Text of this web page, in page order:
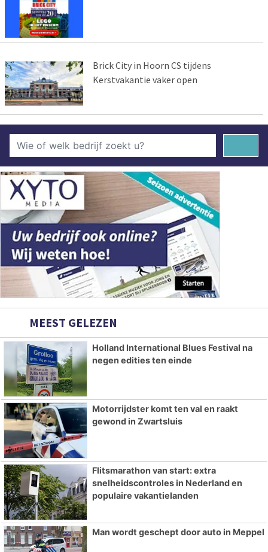
Brick City in Hoorn CS tijdens
Kerstvakantie vaker open
MEEST GELEZEN
Holland International Blues Festival na
negen edities ten einde
Motorrijdster komt ten val en raakt
gewond in Zwartsluis
Flitsmarathon van start: extra
snelheidscontroles in Nederland en
populaire vakantielanden
Man wordt geschept door auto in Meppel